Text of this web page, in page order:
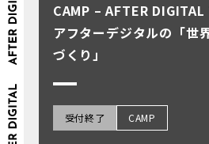
CAMP – AFTER
アフターデジタルの「世
づくり」
受付終了 CAMP